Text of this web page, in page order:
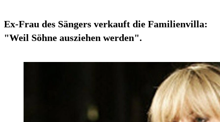
Ex-Frau des Sängers verkauft die Familienvilla:
"Weil Söhne ausziehen werden".